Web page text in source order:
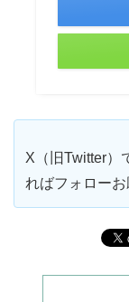
X（旧Twitter）
ればフォローお